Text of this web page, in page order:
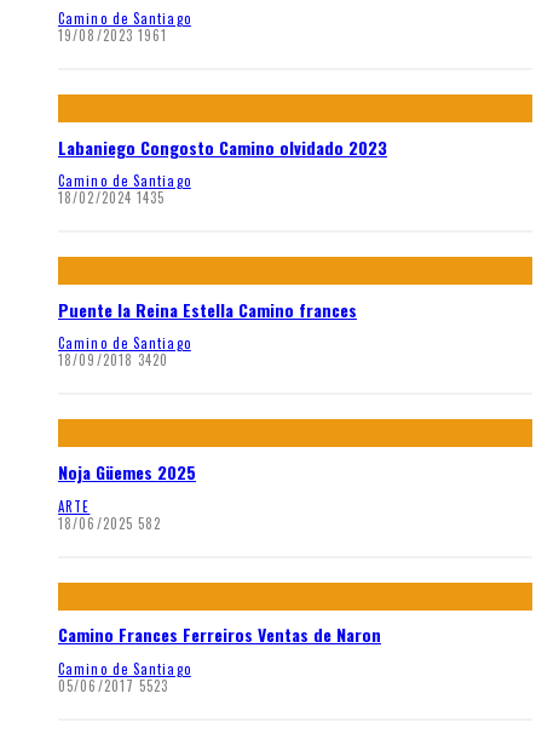
Camino de Santiago
19/08/2023 1961
Labaniego Congosto Camino olvidado 2023
Camino de Santiago
18/02/2024 1435
Puente la Reina Estella Camino frances
Camino de Santiago
18/09/2018 3420
Noja Güemes 2025
ARTE
18/06/2025 582
Camino Frances Ferreiros Ventas de Naron
Camino de Santiago
05/06/2017 5523